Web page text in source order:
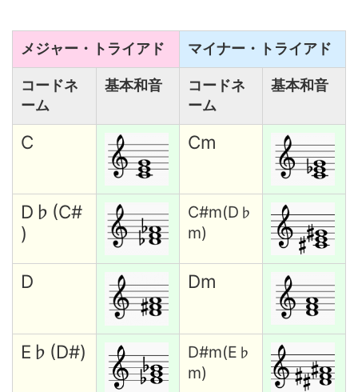
メジャー・トライアド マイナー・トライアド
コードネ
ーム
基本和音
コードネ
ーム
基本和音
C Cm
D♭(C#
)
C#m(D ♭
m)
D Dm
E♭(D#) D#m(E ♭
m)